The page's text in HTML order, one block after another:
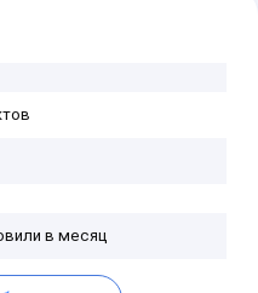
в месяц